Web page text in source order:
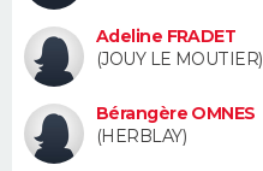
Dictionnaire
Biographies
Citations
Expressions
Proverbes
PROGRAMME TV
COPAINS D'AVANT
S'inscrire
Se connecter
Lycées
Collèges
Primaires
Universités
Entreprises
Service militaire
Avis de recherche
AVIS DE DÉCÈS
Adeline FRADET
(JOUY LE MOUTIER)
Bérangère OMNES
(HERBLAY)